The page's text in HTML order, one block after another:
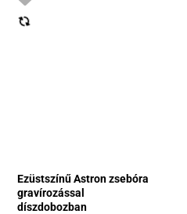
Ezüstszínű Astron zsebóra
gravírozással
díszdobozban